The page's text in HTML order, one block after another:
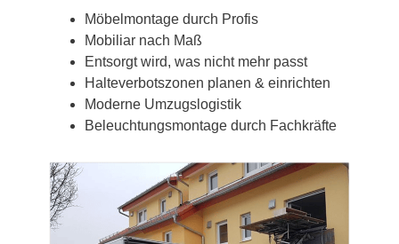
Möbelmontage durch Profis
Mobiliar nach Maß
Entsorgt wird, was nicht mehr passt
Halteverbotszonen planen & einrichten
Moderne Umzugslogistik
Beleuchtungsmontage durch Fachkräfte